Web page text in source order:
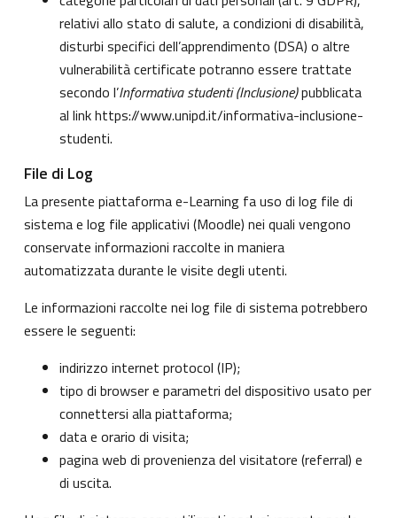
relativi allo stato di salute, a condizioni di disabilità,
disturbi specifici dell’apprendimento (DSA) o altre
vulnerabilità certificate potranno essere trattate
secondo l’Informativa studenti (Inclusione)pubblicata
al linkhttps://www.unipd.it/informativa-inclusione-
studenti.
File di Log
La presente piattaforma e-Learning fa uso di log file di
sistema e log file applicativi (Moodle) nei quali vengono
conservate informazioni raccolte in maniera
automatizzata durante le visite degli utenti.
Le informazioni raccolte nei log file di sistema potrebbero
essere le seguenti:
indirizzo internet protocol (IP);
tipo di browser e parametri del dispositivo usato per
connettersi alla piattaforma;
data e orario di visita;
pagina web di provenienza del visitatore (referral) e
di uscita.